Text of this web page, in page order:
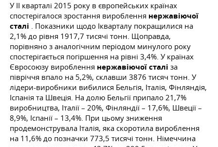
У ІІ кварталі 2015 року в європейських країнах
спостерігалося зростання вироблення нержавіючої
сталі . Показники щодо Iкварталу покращилися на
2,1% до рівня 1917,7 тисячі тонн. Щоправда,
порівняно з аналогічним періодом минулого року
спостерігається погіршення на рівні 3,4%. У країнах
Євросоюзу вироблення нержавіючої сталі за
півріччя впало на 5,2%, склавши 3876 тисяч тонн. У
лідери-виробники вибилися Бельгія, Італія, Фінляндія,
Іспанія та Швеція. На долю Бельгії припало 21,7%
виробництва, Італії – 20%, Фінляндії – 17,6%, Швеції –
8,9%, Іспанії – 13,4%. При цьому зниження
продемонструвала Італія, яка скоротила вироблення
на 11,6% до позначки 773,5 тисячі тонн. Німеччина